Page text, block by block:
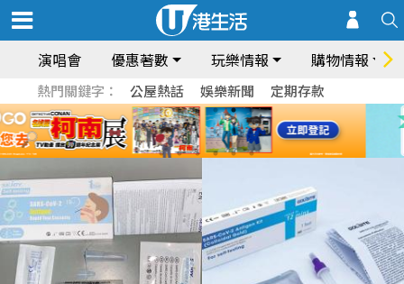
演唱會 優惠著數 玩樂情報 購物情報
熱門關鍵字： 公屋熱話 娛樂新聞 定期存款